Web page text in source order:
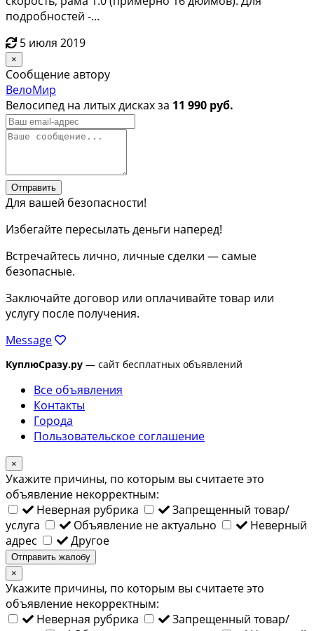
подробностей -...
5 июля 2019
×
Сообщение автору
ВелоМир
Велосипед на литых дисках за 11 990 руб.
Отправить
Для вашей безопасности!
Избегайте пересылать деньги наперед!
Встречайтесь лично, личные сделки — самые
безопасные.
Заключайте договор или оплачивайте товар или
услугу после получения.
Message
КуплюСразу.ру — сайт бесплатных объявлений
Все объявления
Контакты
Города
Пользовательское соглашение
×
Укажите причины, по которым вы считаете это
объявление некорректным:
Неверная рубрика
Запрещенный товар/
услуга
Объявление не актуально
Неверный
адрес
Другое
Отправить жалобу
×
Укажите причины, по которым вы считаете это
объявление некорректным:
Неверная рубрика
Запрещенный товар/